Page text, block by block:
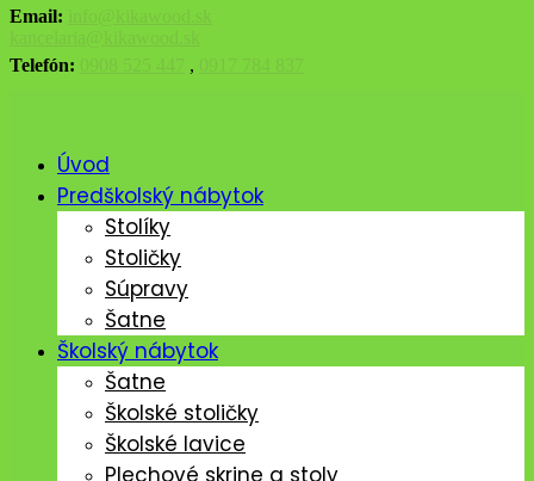
Email:
Telefón:
,
Úvod
Predškolský nábytok
Stolíky
Stoličky
Súpravy
Šatne
Školský nábytok
Šatne
Školské stoličky
Školské lavice
Plechové skrine a stoly